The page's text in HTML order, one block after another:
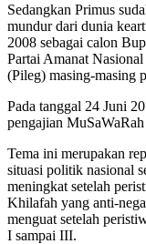
Sedangkan Primus
mundur dari dunia
2008 sebagai calon
Partai Amanat
(Pileg) masing-masing
Pada tanggal 24 Juni
pengajian
Tema ini merupakan
situasi politik nasional
meningkat setelah
Khilafah yang anti-
menguat setelah
I sampai III.